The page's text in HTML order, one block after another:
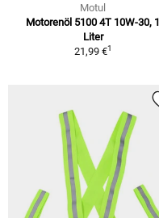
Motul
Motorenöl 5100 4T 10W-30, 1
Liter
21,99 €1